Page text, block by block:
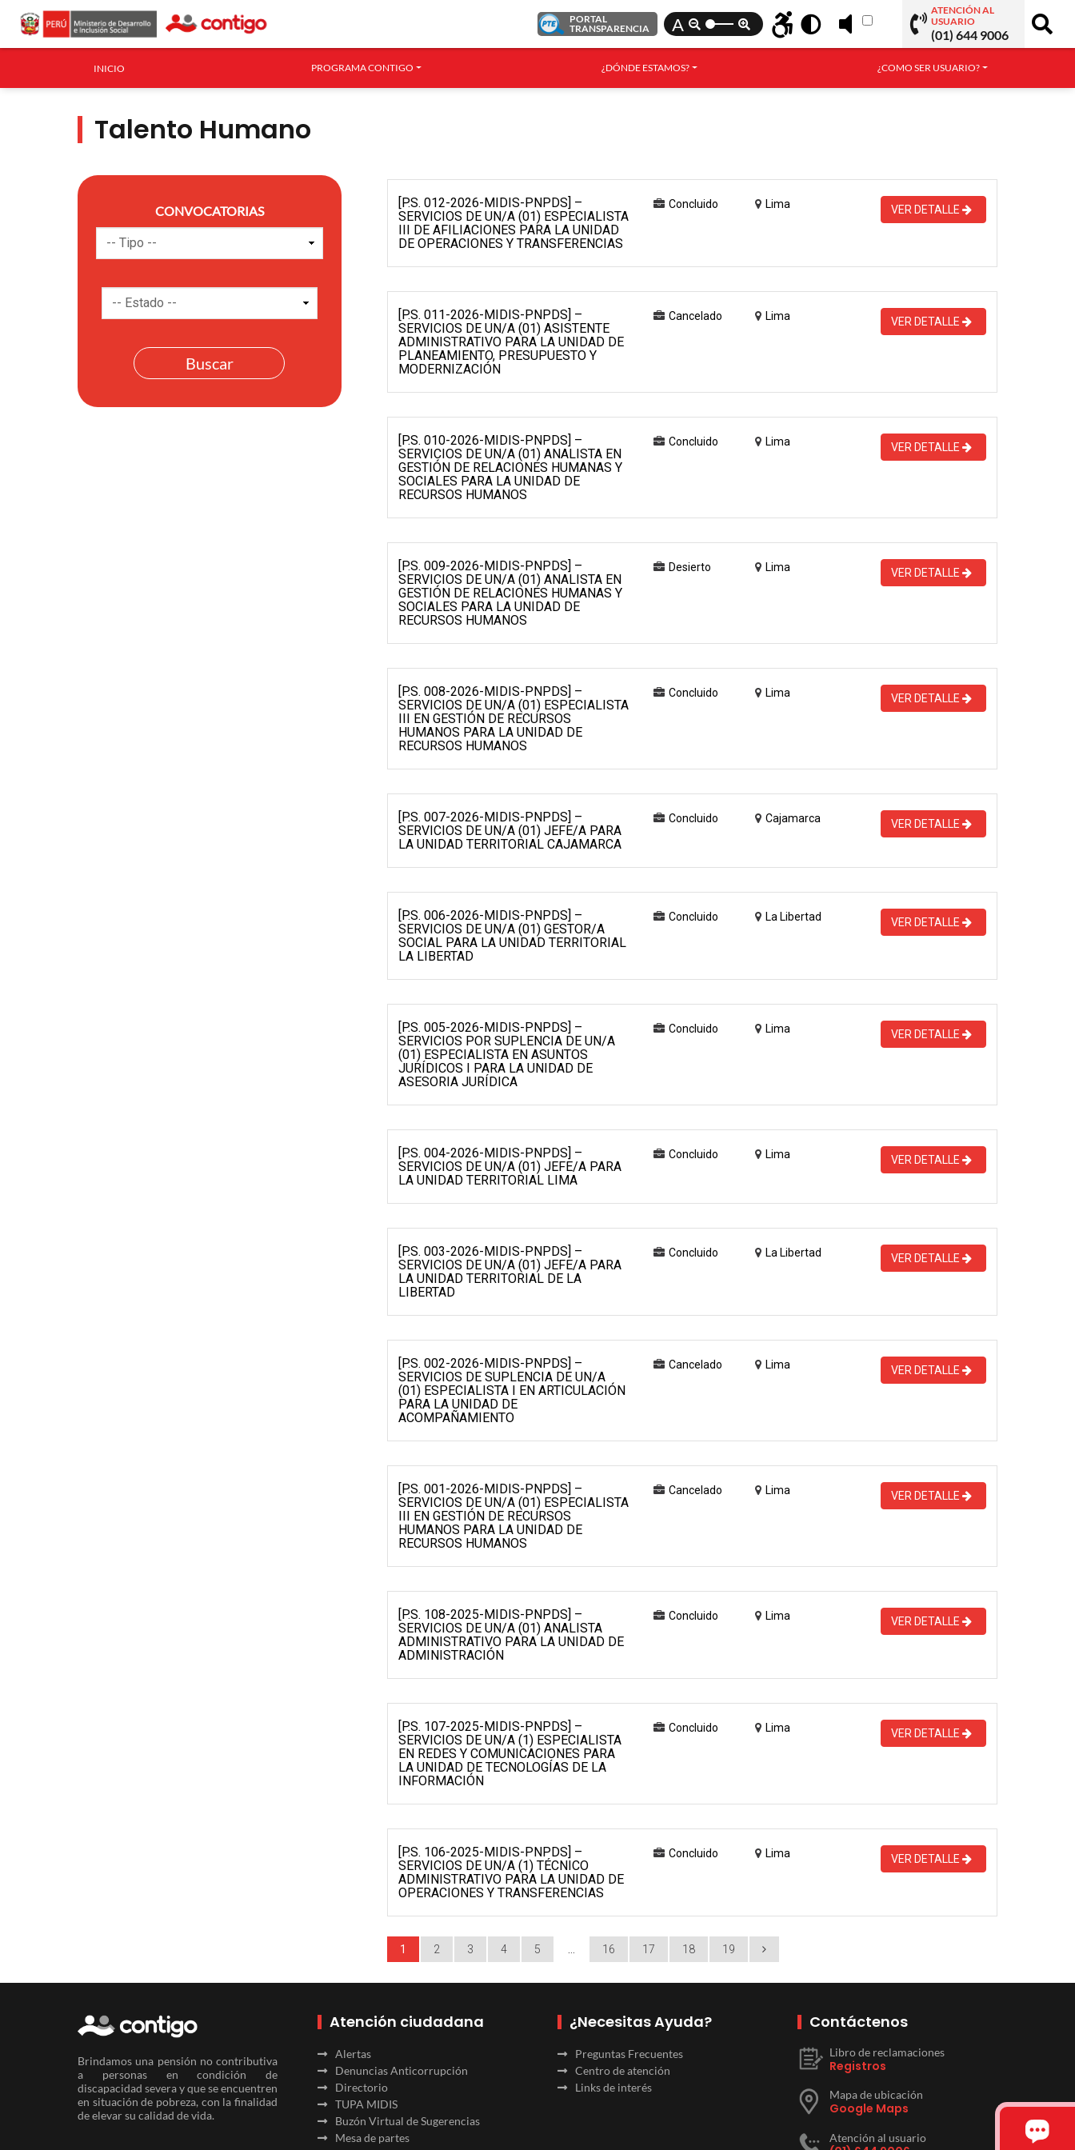
PORTAL
TRANSPARENCIA
A
ATENCIÓN AL
USUARIO
(01) 644 9006
INICIO PROGRAMA CONTIGO ¿DÓNDE ESTAMOS? ¿COMO SER USUARIO?
Talento Humano
CONVOCATORIAS
[P.S. 012-2026-MIDIS-PNPDS] –
SERVICIOS DE UN/A (01) ESPECIALISTA
III DE AFILIACIONES PARA LA UNIDAD
DE OPERACIONES Y TRANSFERENCIAS
Concluido Lima VER DETALLE
[P.S. 011-2026-MIDIS-PNPDS] –
SERVICIOS DE UN/A (01) ASISTENTE
ADMINISTRATIVO PARA LA UNIDAD DE
PLANEAMIENTO, PRESUPUESTO Y
MODERNIZACIÓN
Cancelado Lima VER DETALLE
[P.S. 010-2026-MIDIS-PNPDS] –
SERVICIOS DE UN/A (01) ANALISTA EN
GESTIÓN DE RELACIONES HUMANAS Y
SOCIALES PARA LA UNIDAD DE
RECURSOS HUMANOS
Concluido Lima VER DETALLE
[P.S. 009-2026-MIDIS-PNPDS] –
SERVICIOS DE UN/A (01) ANALISTA EN
GESTIÓN DE RELACIONES HUMANAS Y
SOCIALES PARA LA UNIDAD DE
RECURSOS HUMANOS
Desierto Lima VER DETALLE
[P.S. 008-2026-MIDIS-PNPDS] –
SERVICIOS DE UN/A (01) ESPECIALISTA
III EN GESTIÓN DE RECURSOS
HUMANOS PARA LA UNIDAD DE
RECURSOS HUMANOS
Concluido Lima VER DETALLE
[P.S. 007-2026-MIDIS-PNPDS] –
SERVICIOS DE UN/A (01) JEFE/A PARA
LA UNIDAD TERRITORIAL CAJAMARCA
Concluido Cajamarca VER DETALLE
[P.S. 006-2026-MIDIS-PNPDS] –
SERVICIOS DE UN/A (01) GESTOR/A
SOCIAL PARA LA UNIDAD TERRITORIAL
LA LIBERTAD
Concluido La Libertad VER DETALLE
[P.S. 005-2026-MIDIS-PNPDS] –
SERVICIOS POR SUPLENCIA DE UN/A
(01) ESPECIALISTA EN ASUNTOS
JURÍDICOS I PARA LA UNIDAD DE
ASESORIA JURÍDICA
Concluido Lima VER DETALLE
[P.S. 004-2026-MIDIS-PNPDS] –
SERVICIOS DE UN/A (01) JEFE/A PARA
LA UNIDAD TERRITORIAL LIMA
Concluido Lima VER DETALLE
[P.S. 003-2026-MIDIS-PNPDS] –
SERVICIOS DE UN/A (01) JEFE/A PARA
LA UNIDAD TERRITORIAL DE LA
LIBERTAD
Concluido La Libertad VER DETALLE
[P.S. 002-2026-MIDIS-PNPDS] –
SERVICIOS DE SUPLENCIA DE UN/A
(01) ESPECIALISTA I EN ARTICULACIÓN
PARA LA UNIDAD DE
ACOMPAÑAMIENTO
Cancelado Lima VER DETALLE
[P.S. 001-2026-MIDIS-PNPDS] –
SERVICIOS DE UN/A (01) ESPECIALISTA
III EN GESTIÓN DE RECURSOS
HUMANOS PARA LA UNIDAD DE
RECURSOS HUMANOS
Cancelado Lima VER DETALLE
[P.S. 108-2025-MIDIS-PNPDS] –
SERVICIOS DE UN/A (01) ANALISTA
ADMINISTRATIVO PARA LA UNIDAD DE
ADMINISTRACIÓN
Concluido Lima VER DETALLE
[P.S. 107-2025-MIDIS-PNPDS] –
SERVICIOS DE UN/A (1) ESPECIALISTA
EN REDES Y COMUNICACIONES PARA
LA UNIDAD DE TECNOLOGÍAS DE LA
INFORMACIÓN
Concluido Lima VER DETALLE
[P.S. 106-2025-MIDIS-PNPDS] –
SERVICIOS DE UN/A (1) TÉCNICO
ADMINISTRATIVO PARA LA UNIDAD DE
OPERACIONES Y TRANSFERENCIAS
Concluido Lima VER DETALLE
1 2 3 4 5 16 17 18 19
Brindamos una pensión no contributiva
a personas en condición de
discapacidad severa y que se encuentren
en situación de pobreza, con la finalidad
de elevar su calidad de vida.
Atención ciudadana
Alertas
Denuncias Anticorrupción
Directorio
TUPA MIDIS
Buzón Virtual de Sugerencias
Mesa de partes
¿Necesitas Ayuda?
Preguntas Frecuentes
Centro de atención
Links de interés
Contáctenos
Libro de reclamaciones
Registros
Mapa de ubicación
Google Maps
Atención al usuario